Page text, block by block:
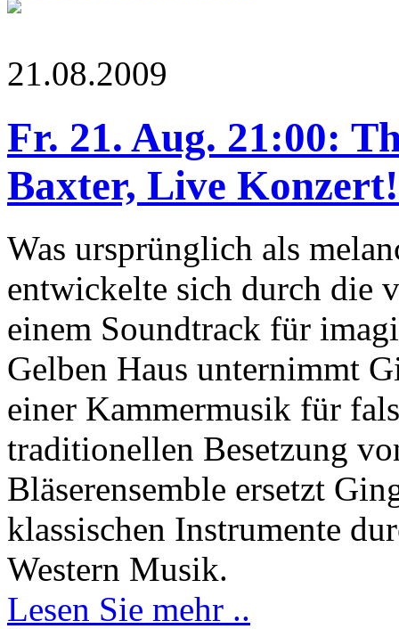
21.08.2009
Fr. 21. Aug. 21:00:
Baxter, Live Konzert!
Was ursprünglich als
entwickelte sich durch die
einem Soundtrack für
Gelben Haus unternimmt
einer Kammermusik für
traditionellen Besetzung
Bläserensemble ersetzt
klassischen Instrumente
Western Musik.
Lesen Sie mehr ..